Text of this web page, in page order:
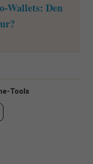
Wallets: Den
Tools